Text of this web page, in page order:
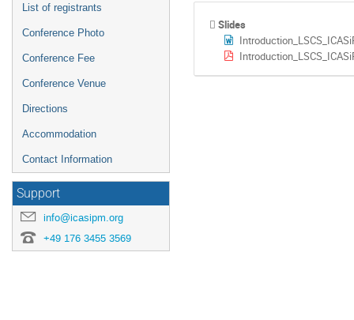
List of registrants
Conference Photo
Conference Fee
Conference Venue
Directions
Accommodation
Contact Information
Support
info@icasipm.org
+49 176 3455 3569
Slides